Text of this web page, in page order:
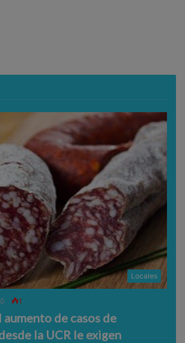
Locales
0 1
de casos de
la UCR le exigen